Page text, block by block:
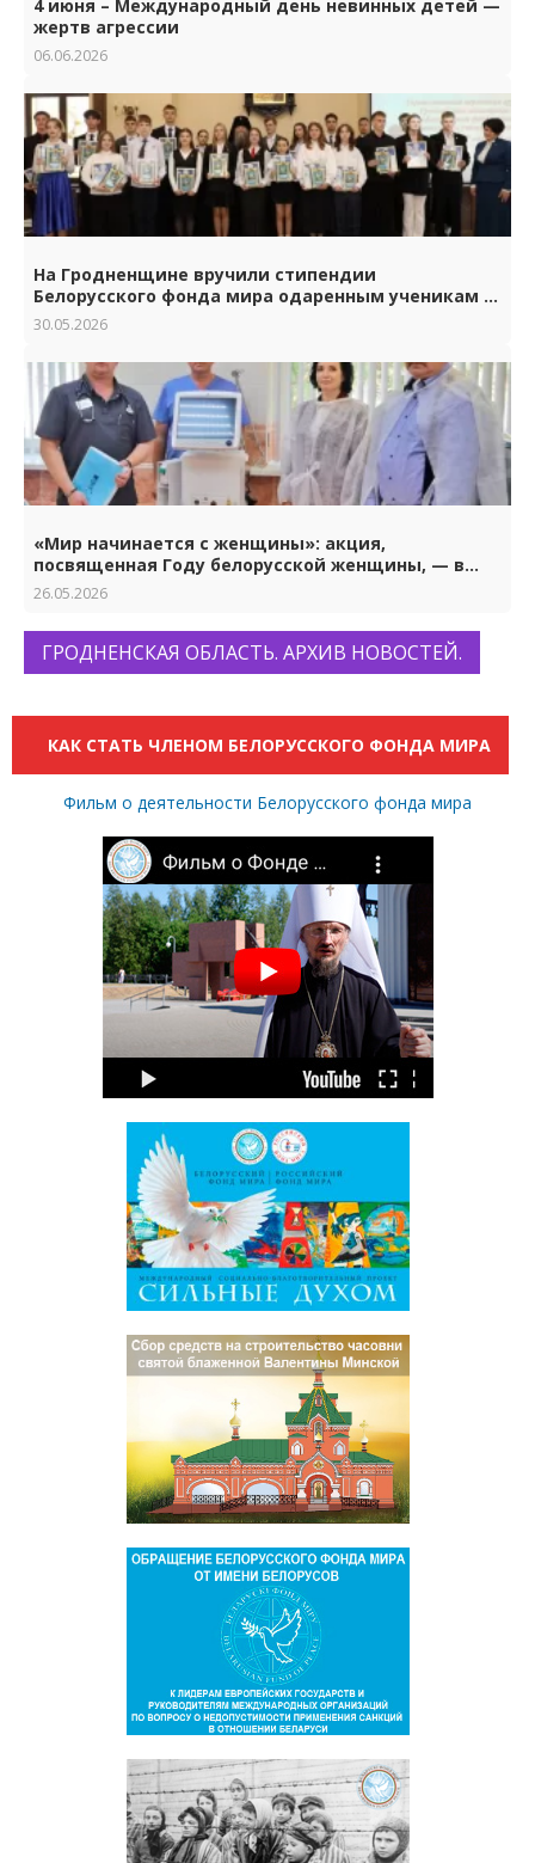
4 июня – Международный день невинных детей —
жертв агрессии
06.06.2026
На Гродненщине вручили стипендии
Белорусского фонда мира одаренным ученикам и
студентам.
30.05.2026
«Мир начинается с женщины»: акция,
посвященная Году белорусской женщины, — в
Гродно
26.05.2026
ГРОДНЕНСКАЯ ОБЛАСТЬ. АРХИВ НОВОСТЕЙ.
КАК СТАТЬ ЧЛЕНОМ БЕЛОРУССКОГО ФОНДА МИРА
Фильм о деятельности Белорусского фонда мира